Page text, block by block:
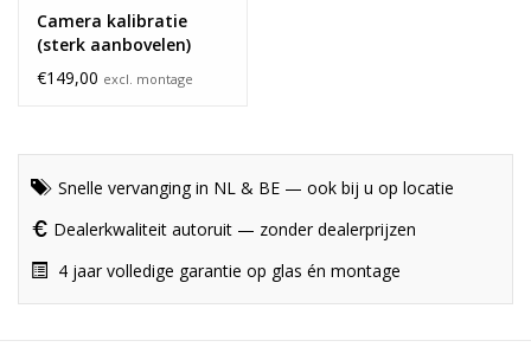
Camera kalibratie
(sterk aanbovelen)
€149,00 excl. montage
Snelle vervanging in NL & BE — ook bij u op locatie
Dealerkwaliteit autoruit — zonder dealerprijzen
4 jaar volledige garantie op glas én montage